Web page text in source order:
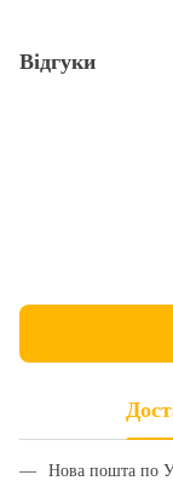
Відгуки
Нова пошта по